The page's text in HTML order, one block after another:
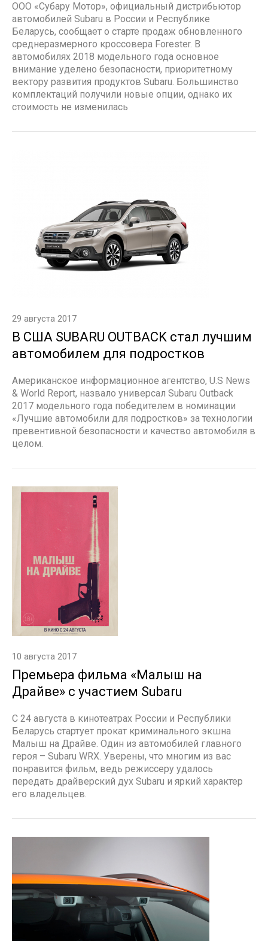
ООО «Субару Мотор», официальный дистрибьютор
автомобилей Subaru в России и Республике
Беларусь, сообщает о старте продаж обновленного
среднеразмерного кроссовера Forester. В
автомобилях 2018 модельного года основное
внимание уделено безопасности, приоритетному
вектору развития продуктов Subaru. Большинство
комплектаций получили новые опции, однако их
стоимость не изменилась
29 августа 2017
В США SUBARU OUTBACK стал лучшим
автомобилем для подростков
Американское информационное агентство, U.S News
& World Report, назвало универсал Subaru Outback
2017 модельного года победителем в номинации
«Лучшие автомобили для подростков» за технологии
превентивной безопасности и качество автомобиля в
целом.
10 августа 2017
Премьера фильма «Малыш на
Драйве» с участием Subaru
С 24 августа в кинотеатрах России и Республики
Беларусь стартует прокат криминального экшна
Малыш на Драйве. Один из автомобилей главного
героя – Subaru WRX. Уверены, что многим из вас
понравится фильм, ведь режиссеру удалось
передать драйверский дух Subaru и яркий характер
его владельцев.